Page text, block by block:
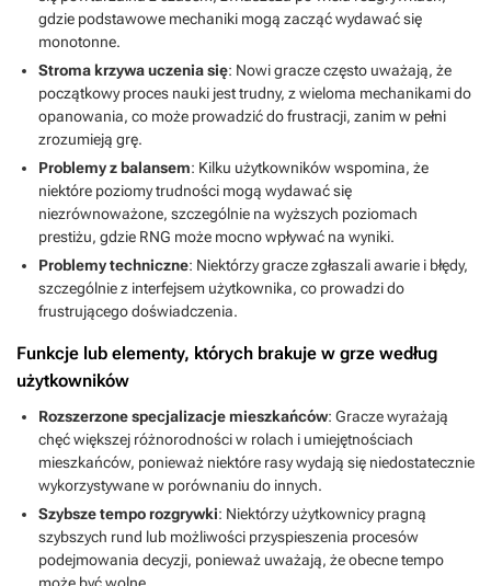
gdzie podstawowe mechaniki mogą zacząć wydawać się
monotonne.
Stroma krzywa uczenia się: Nowi gracze często uważają, że
początkowy proces nauki jest trudny, z wieloma mechanikami do
opanowania, co może prowadzić do frustracji, zanim w pełni
zrozumieją grę.
Problemy z balansem: Kilku użytkowników wspomina, że
niektóre poziomy trudności mogą wydawać się
niezrównoważone, szczególnie na wyższych poziomach
prestiżu, gdzie RNG może mocno wpływać na wyniki.
Problemy techniczne: Niektórzy gracze zgłaszali awarie i błędy,
szczególnie z interfejsem użytkownika, co prowadzi do
frustrującego doświadczenia.
Funkcje lub elementy, których brakuje w grze według
użytkowników
Rozszerzone specjalizacje mieszkańców: Gracze wyrażają
chęć większej różnorodności w rolach i umiejętnościach
mieszkańców, ponieważ niektóre rasy wydają się niedostatecznie
wykorzystywane w porównaniu do innych.
Szybsze tempo rozgrywki: Niektórzy użytkownicy pragną
szybszych rund lub możliwości przyspieszenia procesów
podejmowania decyzji, ponieważ uważają, że obecne tempo